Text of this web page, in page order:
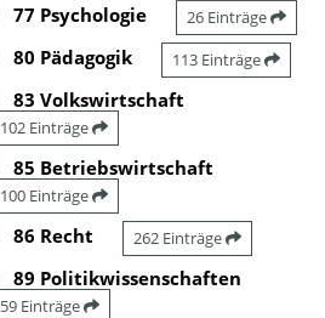
77 Psychologie 26 Einträge
80 Pädagogik 113 Einträge
83 Volkswirtschaft
102 Einträge
85 Betriebswirtschaft
100 Einträge
86 Recht 262 Einträge
89 Politikwissenschaften
59 Einträge